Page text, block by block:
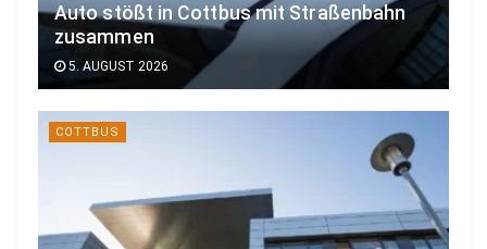
Auto stößt in Cottbus mit Straßenbahn
zusammen
5. AUGUST 2026
COTTBUS